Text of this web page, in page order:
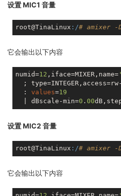
设置 MIC1 音量
root@TinaLinux :/# amixer -
它会输出以下内容
numid=12 ,iface=MIXER,name=
;
  :
values=19
  | dBscale-min=
0 . 00
设置 MIC2 音量
root@TinaLinux :/# amixer -
它会输出以下内容